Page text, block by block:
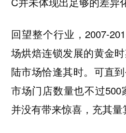
回望整个行业，2007-
场烘焙连锁发展的黄金
陆市场恰逢其时。可直
市场门店数量也不过
并没有带来惊喜，充其量